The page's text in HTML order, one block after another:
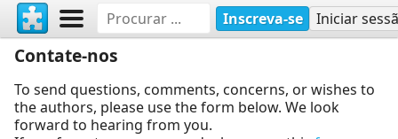
Inscreva-se Iniciar
Contate-nos
To send questions, comments, concerns, or wishes to
the authors, please use the form below. We look
forward to hearing from you.